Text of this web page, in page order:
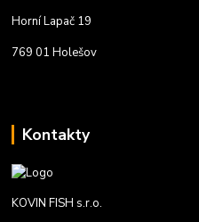
Horní Lapač 19
769 01 Holešov
Kontakty
KOVIN FISH s.r.o.